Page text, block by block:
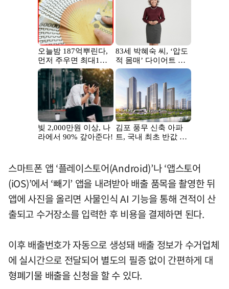
스마트폰 앱 ‘플레이스토어(Android)’나 ‘앱스토어
(iOS)’에서 ‘빼기’ 앱을 내려받아 배출 품목을 촬영한 뒤
앱에 사진을 올리면 사물인식 AI 기능을 통해 견적이 산
출되고 수거장소를 입력한 후 비용을 결제하면 된다.
이후 배출번호가 자동으로 생성돼 배출 정보가 수거업체
에 실시간으로 전달되어 별도의 필증 없이 간편하게 대
형폐기물 배출을 신청을 할 수 있다.